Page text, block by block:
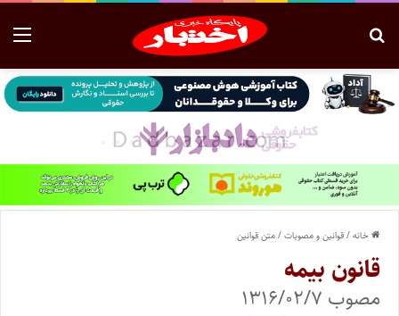
خانه/قوانین و مصوبات/متن قوانین
قانون بیمه
مصوب ۱۳۱۶/۰۲/۷